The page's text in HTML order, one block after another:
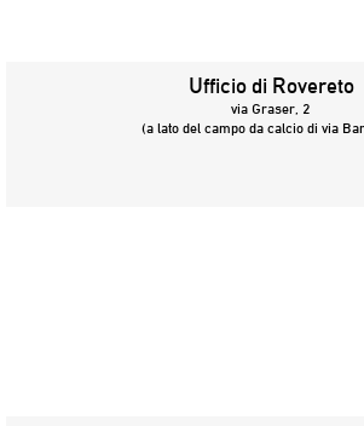
Ufficio di Rovereto
via Graser, 2
(a lato del campo da calcio di via